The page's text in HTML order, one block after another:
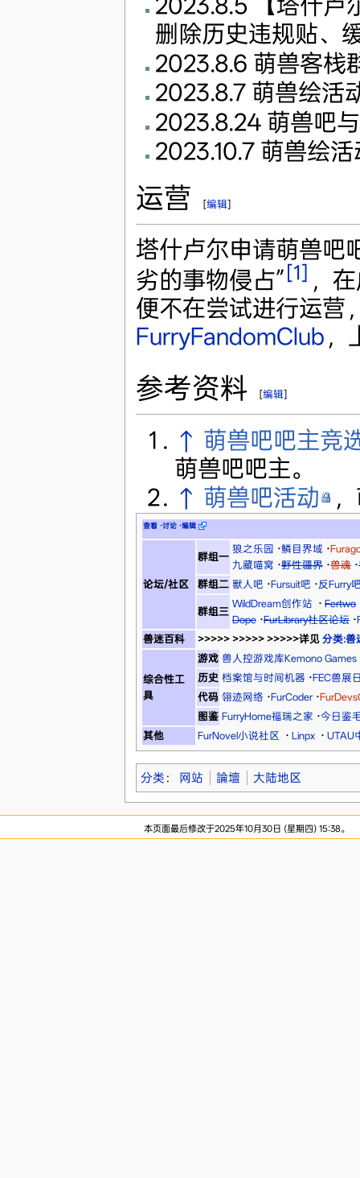
删除历史违规贴、
2023.8.6 萌兽客栈
2023.8.7 萌兽绘活
2023.8.24 萌兽吧
2023.10.7 萌兽绘
运营 [编辑]
塔什卢尔申请萌兽吧
劣的事物侵占” [1] ，
便不在尝试进行运营
FurryFandomClub ，
参考资料 [编辑]
↑ 萌兽吧吧主竞
萌兽吧吧主。
↑ 萌兽吧活动
查看·讨论·编辑
论坛/社区
群组一
狼之乐园 ·鳞目界域 ·
九藏喵窝 ·野性疆界·兽魂·
群组二 獸人吧 ·Fursuit吧 ·反Furry
群组三
WildDream创作站 · Fertwo
Dope·FurLibrary社区论坛·
兽迷百科
>>>>> >>>>> >>>>>详见 分类:兽
综合性工
具
游戏 兽人控游戏库Kemono Games
历史 档案馆与时间机器 ·FEC兽展
代码 翎迹网络 ·FurCoder·
图鉴 FurryHome福瑞之家 ·今日鉴
其他
FurNovel小说社区 · Linpx · UTAU
分类 ： 网站 論壇 大陆地区
本页面最后修改于2025年10月30日 (星期四) 15:38。